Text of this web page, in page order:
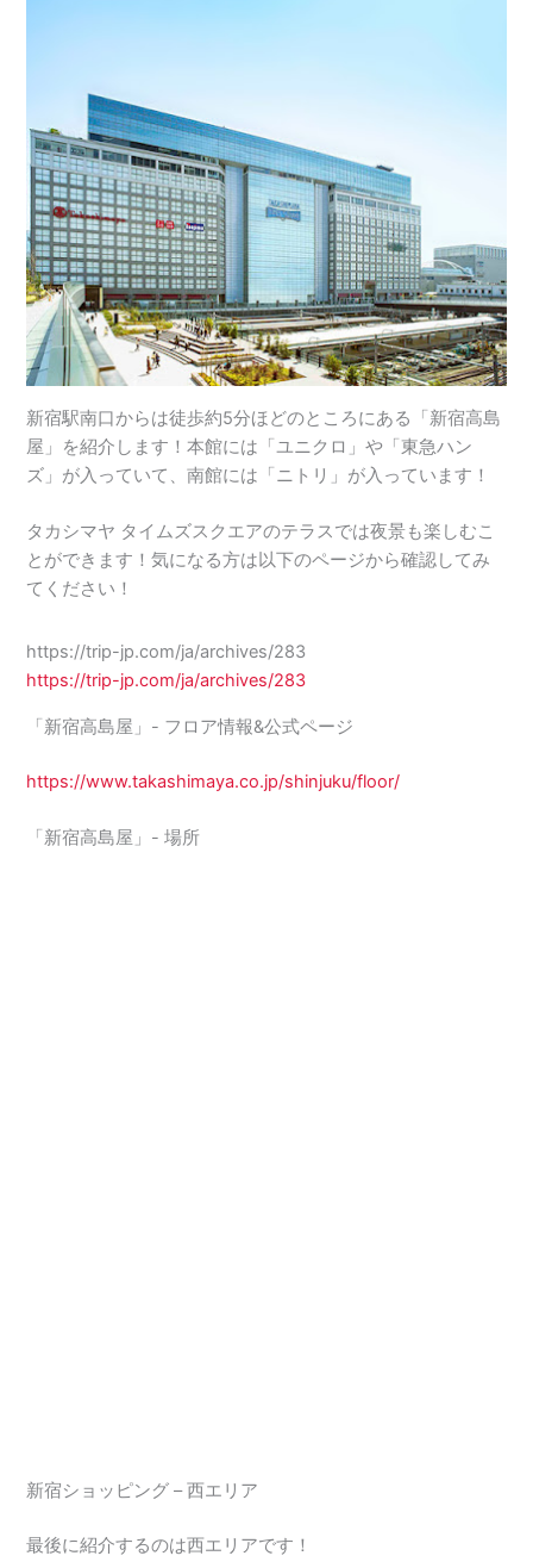
新宿駅南口からは徒歩約5分ほどのところにある「新宿高島
屋」を紹介します！本館には「ユニクロ」や「東急ハン
ズ」が入っていて、南館には「ニトリ」が入っています！
タカシマヤ タイムズスクエアのテラスでは夜景も楽しむこ
とができます！気になる方は以下のページから確認してみ
てください！
https://trip-jp.com/ja/archives/283
https://trip-jp.com/ja/archives/283
「新宿高島屋」- フロア情報&公式ページ
https://www.takashimaya.co.jp/shinjuku/floor/
「新宿高島屋」- 場所
新宿ショッピング – 西エリア
最後に紹介するのは西エリアです！